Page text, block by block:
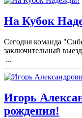
На Кубок
Сегодня команда
заключительный
...
Игорь
рождения!